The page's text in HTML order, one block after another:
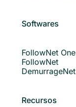
Softwares
FollowNet One
FollowNet
DemurrageNet
Recursos